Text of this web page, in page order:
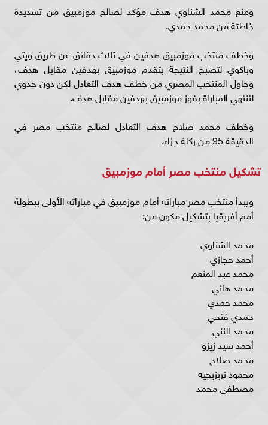
ومنع محمد الشناوي هدف مؤكد لصالح موزمبيق من تسديدة
خاطئة من محمد حمدي.
وخطف منتخب موزمبيق هدفين في ثلاث دقائق عن طريق ويتي
وباكوي لتصبح النتيجة بتقدم موزمبيق بهدفين مقابل هدف،
وحاول المنتخب المصري من خطف هدف التعادل لكن دون جدوي
لتنتهي المباراة بفوز موزمبيق بهدفين مقابل هدف.
وخطف محمد صلاح هدف التعادل لصالح منتخب مصر في
الدقيقة 95 من ركلة جزاء.
تشكيل منتخب مصر أمام موزمبيق
ويبدأ منتخب مصر مباراته أمام موزمبيق في مباراته الأولى ببطولة
أمم أفريقيا بتشكيل مكون من:
محمد الشناوي
أحمد حجازي
محمد عبد المنعم
محمد هاني
محمد حمدي
حمدي فتحي
محمد النني
أحمد سيد زيزو
محمد صلاح
محمود تريزيجيه
مصطفى محمد